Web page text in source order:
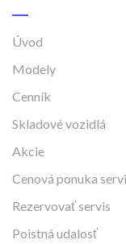
Úvod
Modely
Cenník
Skladové vozidlá
Akcie
Cenová ponuka
Rezervovať servis
Poistná udalosť